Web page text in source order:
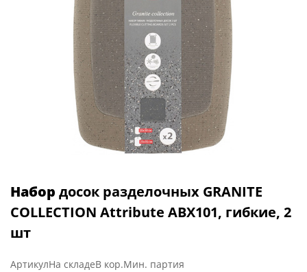
Набор досок разделочных GRANITE
COLLECTION Attribute ABX101, гибкие, 2
шт
АртикулНа складеВ кор.Мин. партия